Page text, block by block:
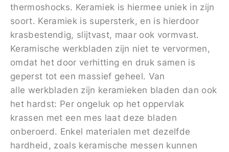
thermoshocks. Keramiek is hiermee uniek in zijn
soort. Keramiek is supersterk, en is hierdoor
krasbestendig, slijtvast, maar ook vormvast.
Keramische werkbladen zijn niet te vervormen,
omdat het door verhitting en druk samen is
geperst tot een massief geheel. Van
alle werkbladen zijn keramieken bladen dan ook
het hardst: Per ongeluk op het oppervlak
krassen met een mes laat deze bladen
onberoerd. Enkel materialen met dezelfde
hardheid, zoals keramische messen kunnen